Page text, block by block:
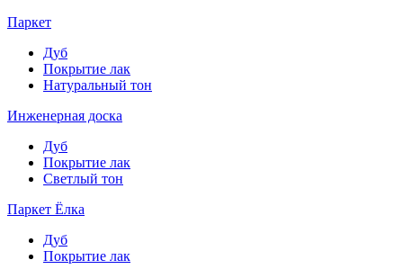
Паркет
Дуб
Покрытие лак
Натуральный тон
Инженерная доска
Дуб
Покрытие лак
Светлый тон
Паркет Ёлка
Дуб
Покрытие лак